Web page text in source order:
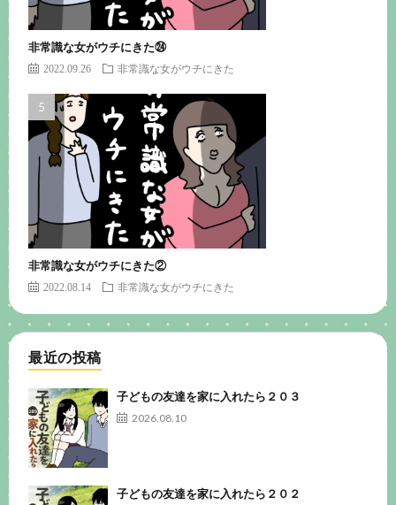
非常識な女がウチにきた㉔
2022.09.26 非常識な女がウチにきた
非常識な女がウチにきた②
2022.08.14 非常識な女がウチにきた
最近の投稿
子どもの友達を家に入れたら２０３
2026.08.10
子どもの友達を家に入れたら２０２